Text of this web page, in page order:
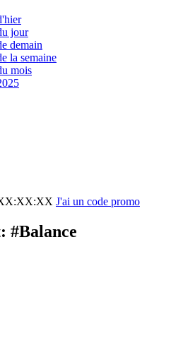
jour
demain
la semaine
mois
J'ai un code promo
#Balance